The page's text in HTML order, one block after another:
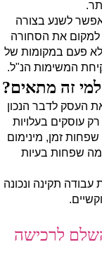
אפשר לשנע בצורה
למקום את הסחורה
לא פעם במקומות של
המשימות הנ"ל.
למי זה מתאים?
העסק לדבר הנכון
עוסקים בעלויות
זמן, מינימום
שפחות בעיות
תקינה ונכונה
לרכישה